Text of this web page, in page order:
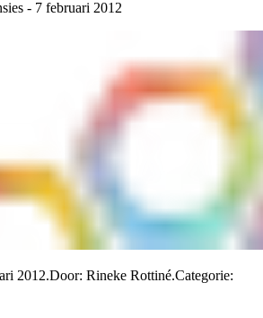
- 7 februari 2012
2012.Door: Rineke Rottiné.Categorie: